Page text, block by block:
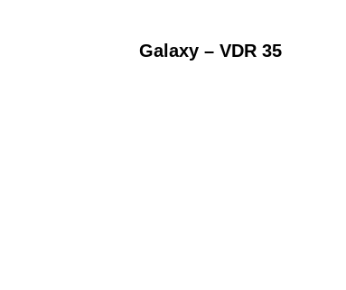
Galaxy – VDR 35